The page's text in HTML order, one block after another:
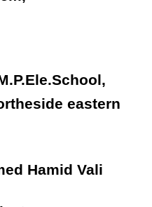
eastern
Hamid Vali